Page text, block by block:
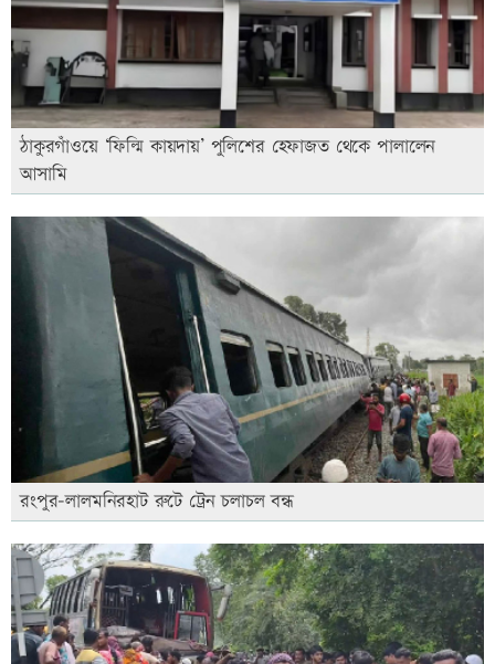
ঠাকুরগাঁওয়ে ‘ফিল্মি কায়দায়’ পুলিশের হেফাজত থেকে পালালেন
আসামি
রংপুর-লালমনিরহাট রুটে ট্রেন চলাচল বন্ধ